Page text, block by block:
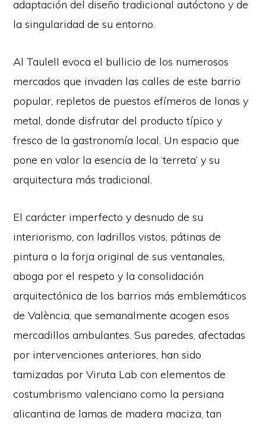
adaptación del diseño tradicional autóctono y de
la singularidad de su entorno.
Al Taulell evoca el bullicio de los numerosos
mercados que invaden las calles de este barrio
popular, repletos de puestos efímeros de lonas y
metal, donde disfrutar del producto típico y
fresco de la gastronomía local. Un espacio que
pone en valor la esencia de la ‘terreta’ y su
arquitectura más tradicional.
El carácter imperfecto y desnudo de su
interiorismo, con ladrillos vistos, pátinas de
pintura o la forja original de sus ventanales,
aboga por el respeto y la consolidación
arquitectónica de los barrios más emblemáticos
de València, que semanalmente acogen esos
mercadillos ambulantes. Sus paredes, afectadas
por intervenciones anteriores, han sido
tamizadas por Viruta Lab con elementos de
costumbrismo valenciano como la persiana
alicantina de lamas de madera maciza, tan